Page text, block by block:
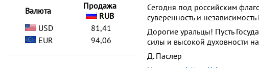
Валюта
Продажа
RUB
USD
81,41
EUR
94,06
Сегодня под российским
суверенность и
Дорогие уральцы! Пусть
силы и высокой духовности
Д. Паслер